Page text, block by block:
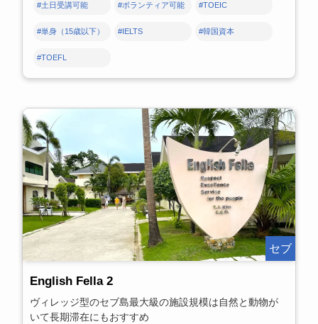
#土日受講可能 #ボランティア可能 #TOEIC
#単身（15歳以下） #IELTS #韓国資本
#TOEFL
セブ
English Fella 2
ヴィレッジ型のセブ島最大級の施設規模は自然と動物が
いて長期滞在にもおすすめ